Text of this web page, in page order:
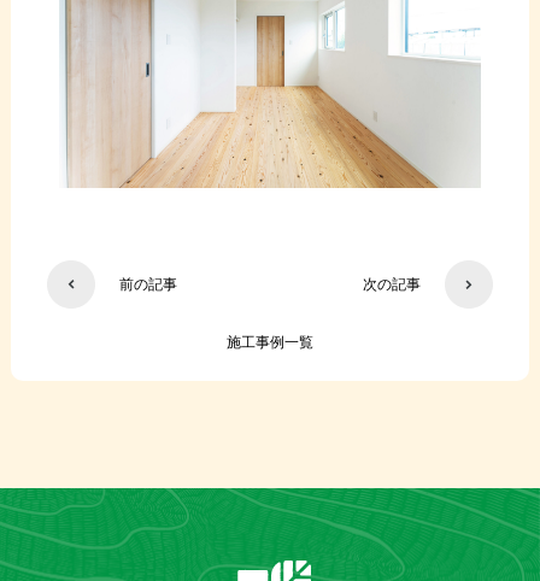
前の記事
施工事例一覧
次の記事